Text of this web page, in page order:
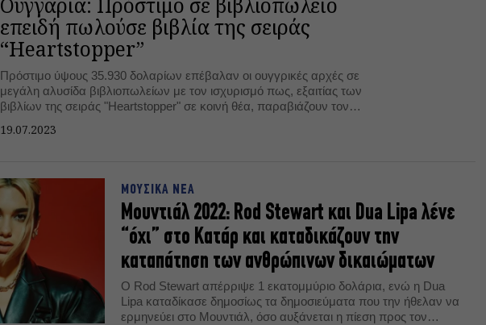
επειδή πωλούσε βιβλία της σειράς
“Heartstopper”
Πρόστιμο ύψους 35.930 δολαρίων επέβαλαν οι ουγγρικές αρχές σε
μεγάλη αλυσίδα βιβλιοπωλείων με τον ισχυρισμό πως, εξαιτίας των
βιβλίων της σειράς "Heartstopper" σε κοινή θέα, παραβιάζουν τον
περιεχομένου με ανηλίκους.
19.07.2023
ΜΟΥΣΙΚΑ ΝΕΑ
Μουντιάλ 2022: Rod Stewart και Dua Lipa λένε
“όχι” στο Κατάρ και καταδικάζουν την
καταπάτηση των ανθρώπινων δικαιώματων
Ο Rod Stewart απέρριψε 1 εκατομμύριο δολάρια, ενώ η Dua
Lipa καταδίκασε δημοσίως τα δημοσιεύματα που την ήθελαν να
ερμηνεύει στο Μουντιάλ, όσο αυξάνεται η πίεση προς τον